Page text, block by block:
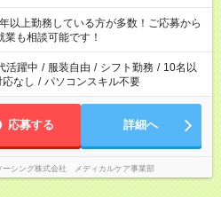
備がしたい」 「午前中は働いて、午後
にしたい」 など、ご希望を教えてくださ
の勤務時間。 合計で週40時間を超える
。
以上勤務している方が多数！ご応募から
も相談可能です！
活躍中 / 服装自由 / シフト勤務 / 10名以
なし / パソコンスキル不要
応募する 詳細へ
ーシング株式会社 メディカルケア事業部